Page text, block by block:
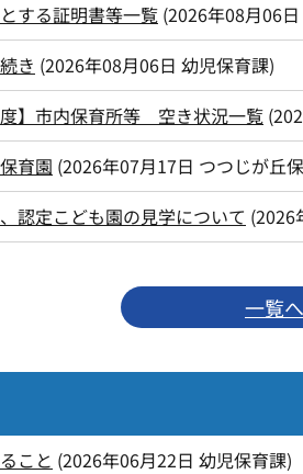
する証明書等一覧 (2026年08月06日
き (2026年08月06日 幼児保育課)
度】市内保育所等 空き状況一覧 (
育園 (2026年07月17日 つつじが丘
認定こども園の見学について (2026
一覧へ
こと (2026年06月22日 幼児保育課)